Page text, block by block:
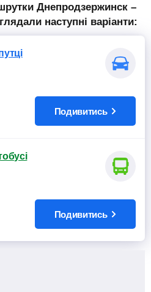
наступні варіанти:
Подивитись
Подивитись